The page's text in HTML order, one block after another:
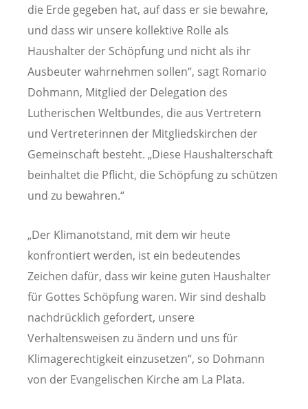
die Erde gegeben hat, auf dass er sie bewahre,
und dass wir unsere kollektive Rolle als
Haushalter der Schöpfung und nicht als ihr
Ausbeuter wahrnehmen sollen“, sagt Romario
Dohmann, Mitglied der Delegation des
Lutherischen Weltbundes, die aus Vertretern
und Vertreterinnen der Mitgliedskirchen der
Gemeinschaft besteht. „Diese Haushalterschaft
beinhaltet die Pflicht, die Schöpfung zu schützen
und zu bewahren.“
„Der Klimanotstand, mit dem wir heute
konfrontiert werden, ist ein bedeutendes
Zeichen dafür, dass wir keine guten Haushalter
für Gottes Schöpfung waren. Wir sind deshalb
nachdrücklich gefordert, unsere
Verhaltensweisen zu ändern und uns für
Klimagerechtigkeit einzusetzen“, so Dohmann
von der Evangelischen Kirche am La Plata.